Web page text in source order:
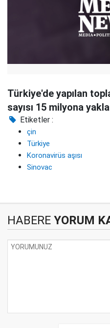
Türkiye'de yapılan
sayısı 15 milyona
Etiketler :
çin
Türkiye
Koronavirüs aşısı
Sinovac
HABERE YORUM